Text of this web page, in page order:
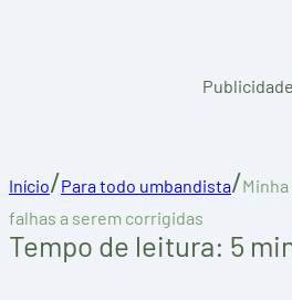
Publicidade
Início/Para todo umbandista/
falhas a serem corrigidas
Tempo de leitura: 5